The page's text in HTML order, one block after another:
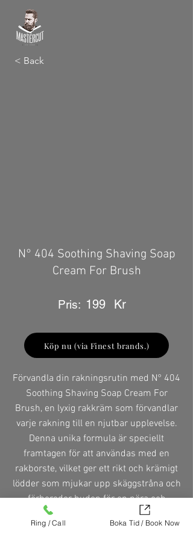
< Back
N° 404 Soothing Shaving Soap
Cream For Brush
Pris: 199 Kr
Köp nu (via Finest brands.)
Förvandla din rakningsrutin med N° 404
Soothing Shaving Soap Cream For
Brush, en lyxig rakkräm som förvandlar
varje rakning till en njutbar upplevelse.
Denna unika formula är speciellt
framtagen för att användas med en
rakborste, vilket ger ett rikt och krämigt
lödder som mjukar upp skäggstråna och
förbereder huden för en nära och
behaglig rakning. Berikad med lugnande
ingredienser, minskar den irritation och
Ring / Call Boka Tid / Book Now